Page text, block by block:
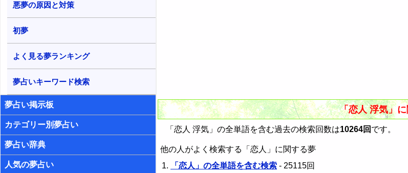
悪夢の原因と対策
初夢
よく見る夢ランキング
夢占いキーワード検索
夢占い掲示板
カテゴリー別夢占い
夢占い辞典
人気の夢占い
「恋人 浮気」
「恋人 浮気」の全単語を含む過去の検索回数は10264回 です。
他の人がよく検索する「恋人」に関する夢
「恋人」の全単語を含む検索 - 25115回